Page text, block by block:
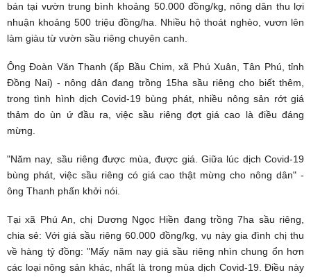
bán tại vườn trung bình khoảng 50.000 đồng/kg, nông dân thu lợi
nhuận khoảng 500 triệu đồng/ha. Nhiều hộ thoát nghèo, vươn lên
làm giàu từ vườn sầu riêng chuyên canh.
Ông Đoàn Văn Thanh (ấp Bầu Chim, xã Phú Xuân, Tân Phú, tỉnh
Đồng Nai) - nông dân đang trồng 15ha sầu riêng cho biết thêm,
trong tình hình dịch Covid-19 bùng phát, nhiều nông sản rớt giá
thảm do ùn ứ đầu ra, việc sầu riêng đợt giá cao là điều đáng
mừng.
"Năm nay, sầu riêng được mùa, được giá. Giữa lúc dịch Covid-19
bùng phát, việc sầu riêng có giá cao thật mừng cho nông dân" -
ông Thanh phấn khởi nói.
Tại xã Phú An, chị Dương Ngọc Hiền đang trồng 7ha sầu riêng,
chia sẻ: Với giá sầu riêng 60.000 đồng/kg, vụ này gia đình chị thu
về hàng tỷ đồng: "Mấy năm nay giá sầu riêng nhìn chung ổn hơn
các loại nông sản khác, nhất là trong mùa dịch Covid-19. Điều này